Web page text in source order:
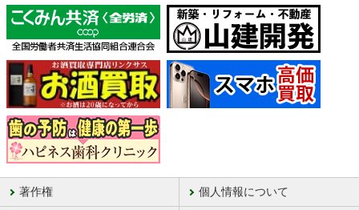
著作権 個人情報について